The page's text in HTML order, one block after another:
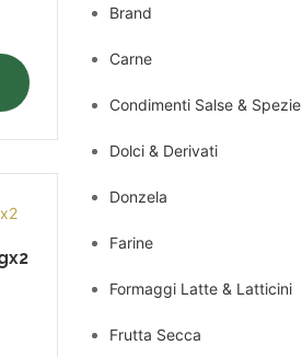
Brand
Carne
Condimenti Salse & Spezie
Dolci & Derivati
Donzela
Farine
Formaggi Latte & Latticini
Frutta Secca